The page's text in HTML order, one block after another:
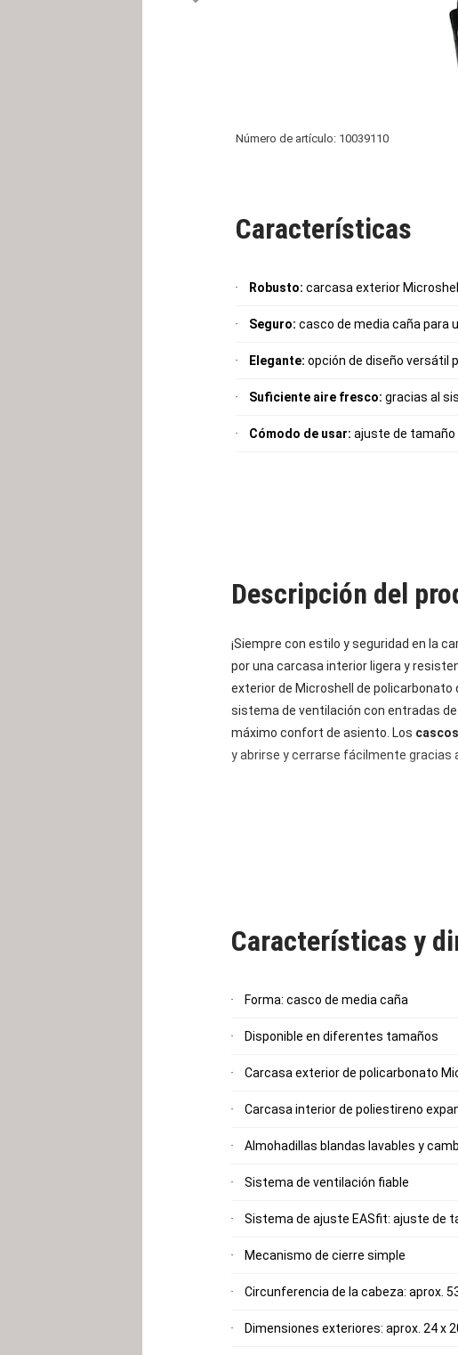
Número de artículo: 10039110
Características
Robusto: carcasa exterior
Seguro: casco de media caña para
Elegante: opción de diseño versátil
Suficiente aire fresco: gracias al
Cómodo de usar: ajuste de tamaño
Descripción del
¡Siempre con estilo y seguridad en la
por una carcasa interior ligera y
exterior de Microshell de policarbonato
sistema de ventilación con entradas
máximo confort de asiento. Los
y abrirse y cerrarse fácilmente gracias
Características y
Forma: casco de media caña
Disponible en diferentes tamaños
Carcasa exterior de policarbonato
Carcasa interior de poliestireno
Almohadillas blandas lavables y
Sistema de ventilación fiable
Sistema de ajuste EASfit: ajuste de
Mecanismo de cierre simple
Circunferencia de la cabeza: aprox.
Dimensiones exteriores: aprox. 24 x